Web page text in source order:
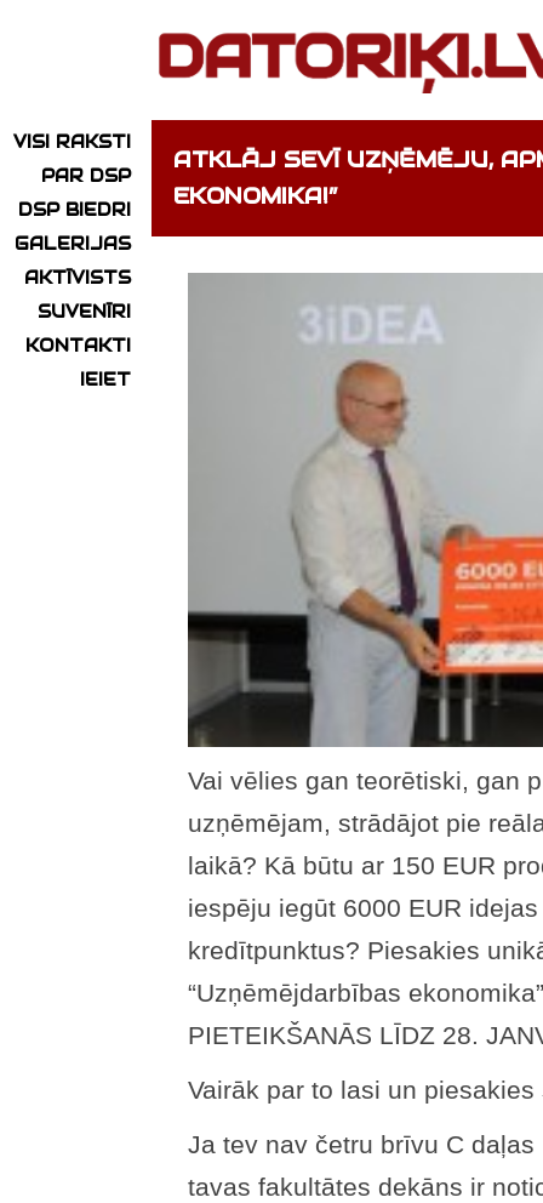
VISI RAKSTI
PAR DSP
DSP BIEDRI
GALERIJAS
AKTĪVISTS
SUVENĪRI
KONTAKTI
IEIET
ATKLĀJ SEVĪ UZŅĒMĒJU,
EKONOMIKA!”
Vai vēlies gan teorētiski, gan
uzņēmējam, strādājot pie
laikā? Kā būtu ar 150 EUR
iespēju iegūt 6000 EUR
kredītpunktus? Piesakies
“Uzņēmējdarbības
PIETEIKŠANĀS LĪDZ 28.
Vairāk par to lasi un piesakies
Ja tev nav četru brīvu C
tavas fakultātes dekāns ir